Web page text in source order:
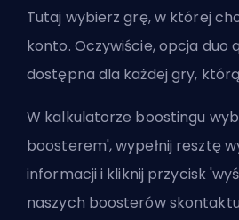
Tutaj wybierz grę, w której
konto. Oczywiście, opcja duo
dostępna dla każdej gry, którą
W kalkulatorze boostingu
boosterem', wypełnij resztę
informacji i kliknij przycisk
naszych boosterów